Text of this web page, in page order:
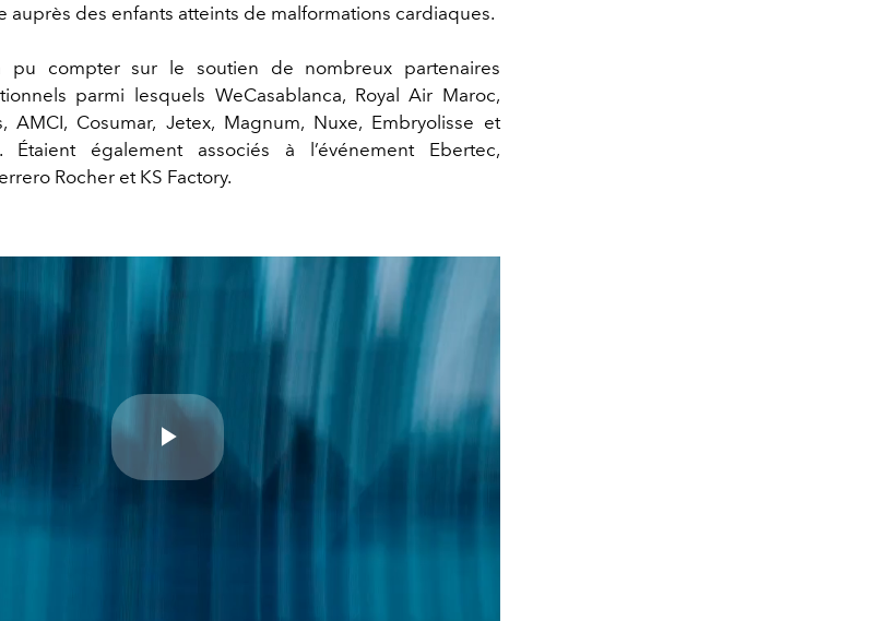
auprès des enfants atteints de malformations cardiaques.
pu compter sur le soutien de nombreux partenaires
parmi lesquels WeCasablanca, Royal Air Maroc,
AMCI, Cosumar, Jetex, Magnum, Nuxe, Embryolisse et
Étaient également associés à l’événement Ebertec,
Rocher et KS Factory.
Play